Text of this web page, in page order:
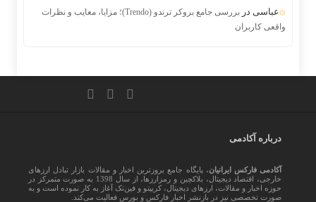
عباسی در
بررسی جامع بروکر ترندو (Trendo)؛ مزایا، معایب و نظرات
واقعی کاربران
درباره آکادمی
آکادمی فارکس ایرانیان، پایگاه جامع بروزترین اخبار و مقالات بازار تبادل ارزهای
خارجی، اقتصاد دیجیتال، بلاکچین و رمزارزها، از سال 1398 به صورت متمرکز در
حوزه اخبار و مقالات، ارزهای‌ دیجیتال، کریپتو و فین‌تک آغاز به کار نموده است و به
صورت تخصصی نیز در بازنشر اخبار فارکس و بورس فعالیت می‌کند.